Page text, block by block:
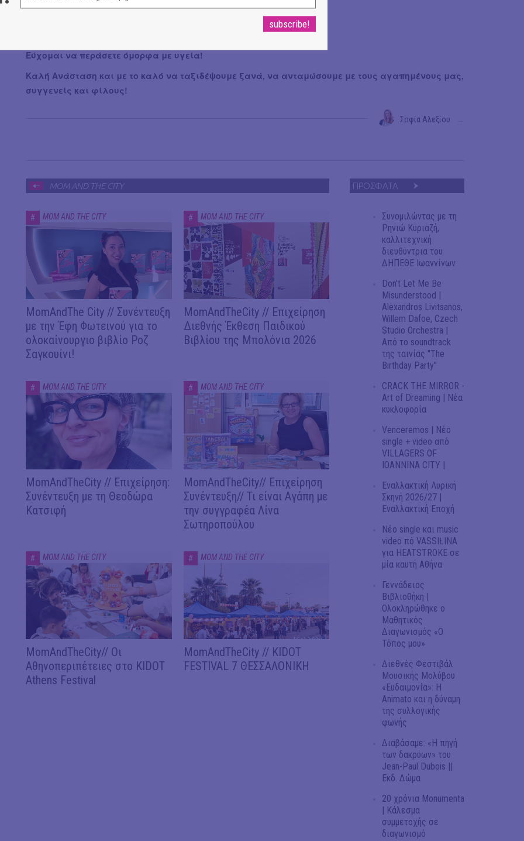
εδώ
Εύχομαι να περάσετε όμορφα με υγεία!
Καλή Ανάσταση και με το καλό να ταξιδέψουμε ξανά, να ανταμώσουμε με τους αγαπημένους μας,
συγγενείς και φίλους!
Σοφία Αλεξίου
MOM AND THE CITY
# MOM AND THE CITY
MomAndThe City // Συνέντευξη
με την Έφη Φωτεινού για το
ολοκαίνουργιο βιβλίο Ροζ
Σαγκουίνι!
# MOM AND THE CITY
MomAndTheCity // Επιχείρηση
Διεθνής Έκθεση Παιδικού
Βιβλίου της Μπολόνια 2026
# MOM AND THE CITY
MomAndTheCity // Επιχείρηση:
Συνέντευξη με τη Θεοδώρα
Κατσιφή
# MOM AND THE CITY
MomAndTheCity// Επιχείρηση
Συνέντευξη// Τι είναι Αγάπη με
την συγγραφέα Λίνα
Σωτηροπούλου
# MOM AND THE CITY
MomAndTheCity// Οι
Αθηνοπεριπέτειες στο KIDOT
Athens Festival
# MOM AND THE CITY
MomAndTheCity // KIDOT
FESTIVAL 7 ΘΕΣΣΑΛΟΝΙΚΗ
ΠΡΟΣΦΑΤΑ
Συνομιλώντας με τη
Ρηνιώ Κυριαζή,
καλλιτεχνική
διευθύντρια του
ΔΗΠΕΘΕ Ιωαννίνων
Don't Let Me Be
Misunderstood |
Alexandros Livitsanos,
Willem Dafoe, Czech
Studio Orchestra |
Από το soundtrack
της ταινίας "The
Birthday Party"
CRACK THE MIRROR -
Art of Dreaming | Νέα
κυκλοφορία
Venceremos | Νέο
single + video από
VILLAGERS OF
IOANNINA CITY |
Εναλλακτική Λυρική
Σκηνή 2026/27 |
Εναλλακτική Εποχή
Νέο single και music
video πό VASSIŁINA
για HEATSTROKE σε
μία καυτή Αθήνα
Γεννάδειος
Βιβλιοθήκη |
Ολοκληρώθηκε ο
Μαθητικός
Διαγωνισμός «Ο
Τόπος μου»
Διεθνές Φεστιβάλ
Μουσικής Μολύβου
«Ευδαιμονία»: Η
Animato και η δύναμη
της συλλογικής
φωνής
Διαβάσαμε: «Η πηγή
των δακρύων» του
Jean-Paul Dubois ||
Εκδ. Δώμα
20 χρόνια Monumenta
| Κάλεσμα
συμμετοχής σε
διαγωνισμό